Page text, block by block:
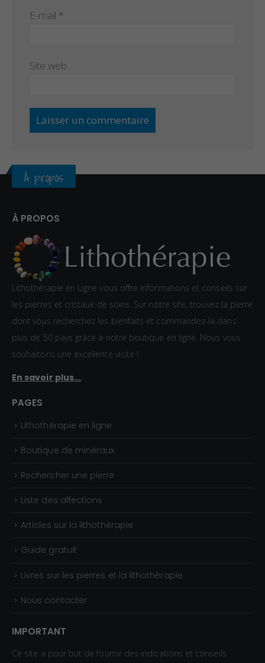
E-mail *
Site web
À propos
À PROPOS
Lithothérapie en Ligne vous offre informations et conseils sur
les pierres et cristaux de soins. Sur notre site, trouvez la pierre
dont vous recherchez les bienfaits et commandez-la dans
plus de 50 pays grâce à notre boutique en ligne. Nous vous
souhaitons une excellente visite !
En savoir plus...
PAGES
Lithothérapie en ligne
Boutique de minéraux
Rechercher une pierre
Liste des affections
Articles sur la lithothérapie
Guide gratuit
Livres sur les pierres et la lithothérapie
Nous contacter
IMPORTANT
Ce site a pour but de fournir des indications et conseils